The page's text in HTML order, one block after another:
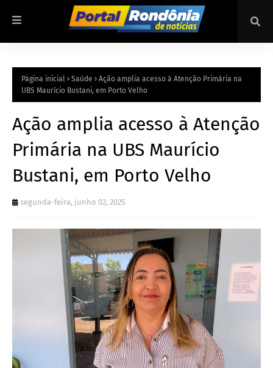
Página inicial Saúde
Ação amplia acesso à Atenção Primária na
UBS Maurício Bustani, em Porto Velho
Ação amplia acesso à Atenção
Primária na UBS Maurício
Bustani, em Porto Velho
segunda-feira, junho 02, 2025